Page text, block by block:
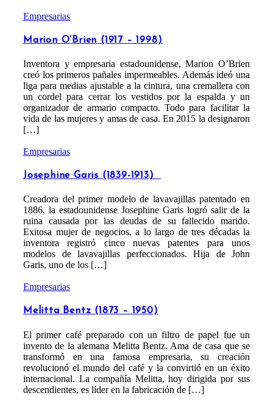
Empresarias
Marion O’Brien (1917 – 1998)
Inventora y empresaria estadounidense, Marion O’Brien
creó los primeros pañales impermeables. Además ideó una
liga para medias ajustable a la cintura, una cremallera con
un cordel para cerrar los vestidos por la espalda y un
organizador de armario compacto. Todo para facilitar la
vida de las mujeres y amas de casa. En 2015 la designaron
[…]
Empresarias
Josephine Garis (1839-1913)
Creadora del primer modelo de lavavajillas patentado en
1886, la estadounidense Josephine Garis logró salir de la
ruina causada por las deudas de su fallecido marido.
Exitosa mujer de negocios, a lo largo de tres décadas la
inventora registró cinco nuevas patentes para unos
modelos de lavavajillas perfeccionados. Hija de John
Garis, uno de los […]
Empresarias
Melitta Bentz (1873 – 1950)
El primer café preparado con un filtro de papel fue un
invento de la alemana Melitta Bentz. Ama de casa que se
transformó en una famosa empresaria, su creación
revolucionó el mundo del café y la convirtió en un éxito
internacional. La compañía Melitta, hoy dirigida por sus
descendientes, es líder en la fabricación de […]